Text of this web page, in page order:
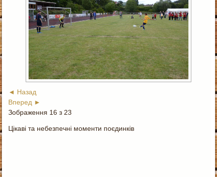
◄ Назад
Вперед ►
Зображення 16 з 23
Цікаві та небезпечні моменти поєдинків